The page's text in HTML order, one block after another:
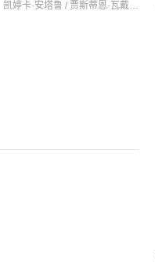
凯婷卡·安塔鲁 / 贾斯蒂恩·瓦戴尔 / 李·佩斯